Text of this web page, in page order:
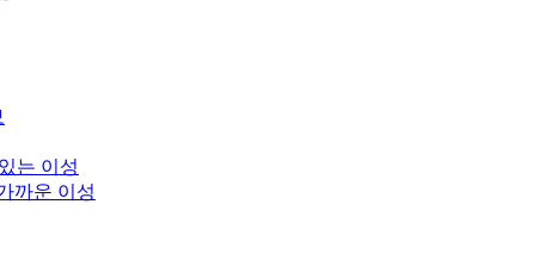
는 이성
까운 이성